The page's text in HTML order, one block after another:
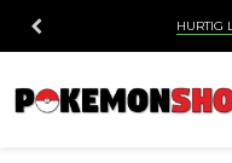
HURTIG